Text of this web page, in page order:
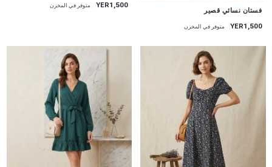
جديد
فستان نسائي قصير
YER1,500 متوفر في المخزن
YER1,500 متوفر في المخزن